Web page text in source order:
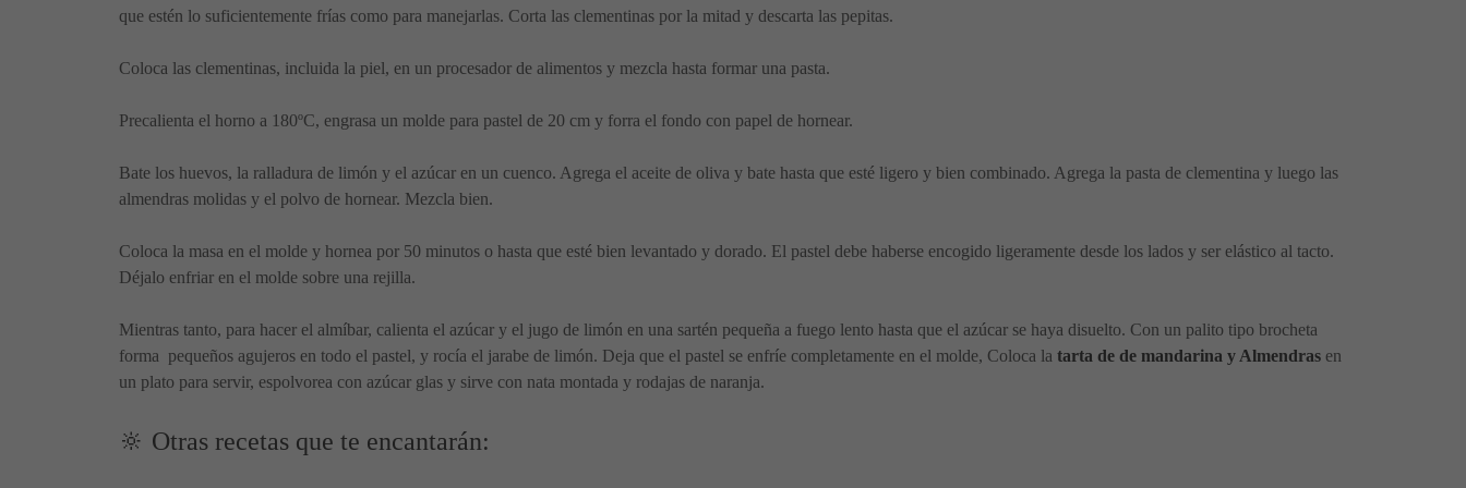
que estén lo suficientemente frías como para manejarlas. Corta las clementinas por la mitad y descarta las pepitas.
Coloca las clementinas, incluida la piel, en un procesador de alimentos y mezcla hasta formar una pasta.
Precalienta el horno a 180ºC, engrasa un molde para pastel de 20 cm y forra el fondo con papel de hornear.
Bate los huevos, la ralladura de limón y el azúcar en un cuenco. Agrega el aceite de oliva y bate hasta que esté ligero y bien combinado. Agrega la pasta de clementina y luego las
almendras molidas y el polvo de hornear. Mezcla bien.
Coloca la masa en el molde y hornea por 50 minutos o hasta que esté bien levantado y dorado. El pastel debe haberse encogido ligeramente desde los lados y ser elástico al tacto.
Déjalo enfriar en el molde sobre una rejilla.
Mientras tanto, para hacer el almíbar, calienta el azúcar y el jugo de limón en una sartén pequeña a fuego lento hasta que el azúcar se haya disuelto. Con un palito tipo brocheta
forma pequeños agujeros en todo el pastel, y rocía el jarabe de limón. Deja que el pastel se enfríe completamente en el molde, Coloca la tarta de de mandarina y Almendras en
un plato para servir, espolvorea con azúcar glas y sirve con nata montada y rodajas de naranja.
🔆 Otras recetas que te encantarán: